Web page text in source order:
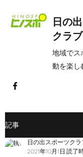
日の
クラブ
地域でス
動を楽し
記事
日の出スポーツク
2021年10月1日 読了